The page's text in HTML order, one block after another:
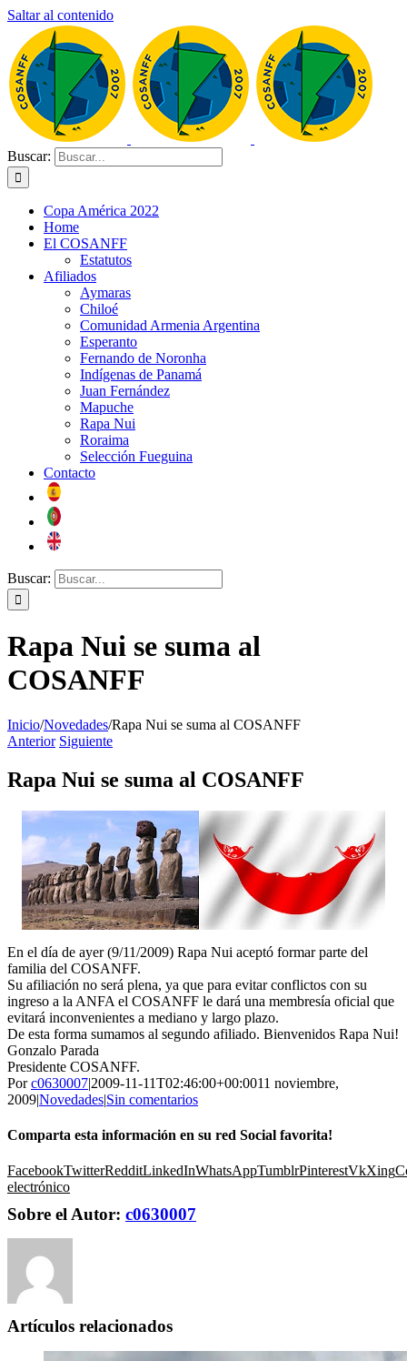
Saltar al contenido
Buscar:
Copa América 2022
Home
El COSANFF
Estatutos
Afiliados
Aymaras
Chiloé
Comunidad Armenia Argentina
Esperanto
Fernando de Noronha
Indígenas de Panamá
Juan Fernández
Mapuche
Rapa Nui
Roraima
Selección Fueguina
Contacto
Buscar:
Rapa Nui se suma al
COSANFF
Inicio/Novedades/Rapa Nui se suma al COSANFF
Anterior Siguiente
Rapa Nui se suma al COSANFF
En el día de ayer (9/11/2009) Rapa Nui aceptó formar parte del
familia del COSANFF.
Su afiliación no será plena, ya que para evitar conflictos con su
ingreso a la ANFA el COSANFF le dará una membresía oficial que
evitará inconvenientes a mediano y largo plazo.
De esta forma sumamos al segundo afiliado. Bienvenidos Rapa Nui!
Gonzalo Parada
Presidente COSANFF.
Porc0630007|2009-11-11T02:46:00+00:0011 noviembre,
2009|Novedades|Sin comentarios
Comparta esta información en su red Social favorita!
FacebookTwitterRedditLinkedInWhatsAppTumblrPinterestVkXing
electrónico
Sobre el Autor: c0630007
Artículos relacionados